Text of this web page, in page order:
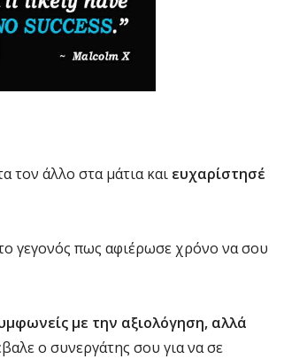
τον άλλο στα μάτια και ευχαρίστησέ
γεγονός πως αφιέρωσε χρόνο να σου
με την αξιολόγηση, αλλά
ο συνεργάτης σου για να σε